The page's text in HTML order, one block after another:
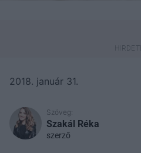
2018. január 31.
Szöveg:
Szakál Réka
szerző